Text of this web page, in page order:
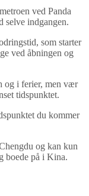
ved Panda
selve indgangen.
som starter
ved åbningen og
og i ferier, men vær
tidspunktet.
du kommer
og kan kun
boede på i Kina.